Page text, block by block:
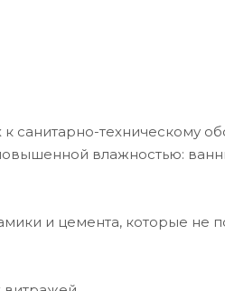
техническому
влажностью:
и цемента, которые не